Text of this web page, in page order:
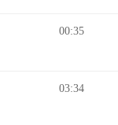
00:35
03:34